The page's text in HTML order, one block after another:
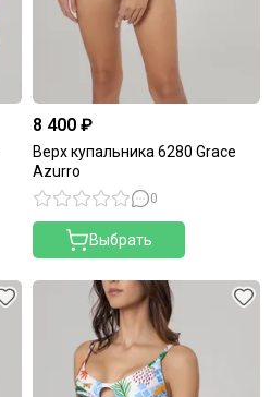
8 400 ₽
Верх купальника 6280 Grace
Azurro
0
Выбрать